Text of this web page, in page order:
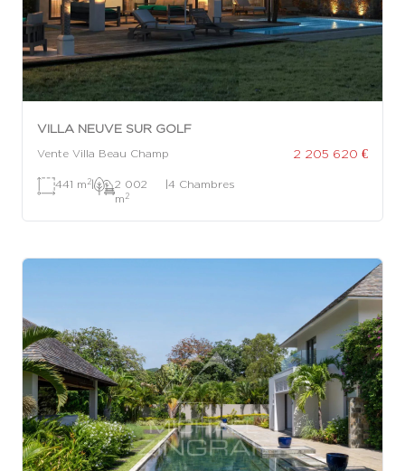
VILLA NEUVE SUR GOLF
Vente Villa Beau Champ 2 205 620 €
441 m 2|
2 002
m 2
|4 Chambres